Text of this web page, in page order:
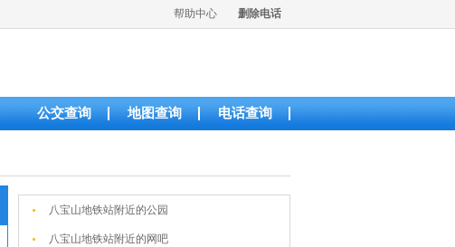
帮助中心 删除电话
电话查询
地图查询
公交查询
八宝山地铁站附近的公园
八宝山地铁站附近的网吧